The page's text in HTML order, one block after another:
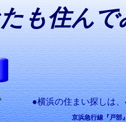
も住んで
京浜急行線『戸部
●横浜の住まい探しは